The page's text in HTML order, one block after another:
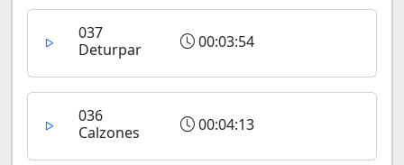
037
Deturpar
00:03:54
036
Calzones
00:04:13